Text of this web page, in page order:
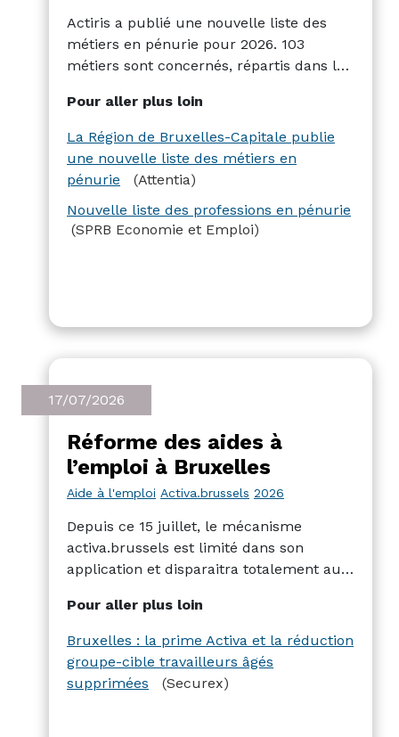
Actiris a publié une nouvelle liste des
métiers en pénurie pour 2026. 103
métiers sont concernés, répartis dans les
l’horeca, de la logistique, de
l’administration et de l’IT. C’est moins
qu’en Flandre (227 métiers) et en
Wallonie (144).
Pour aller plus loin
La Région de Bruxelles-Capitale publie
une nouvelle liste des métiers en
pénurie
(Attentia)
Nouvelle liste des professions en pénurie
(SPRB Economie et Emploi)
17/07/2026
Réforme des aides à
l’emploi à Bruxelles
Aide à l'emploi Activa.brussels 2026
Depuis ce 15 juillet, le mécanisme
activa.brussels est limité dans son
application et disparaitra totalement au
pour travailleurs âgés disparait
également. D’autres aides sont à l’étude,
mais rien n’est encore officiel.
Pour aller plus loin
Bruxelles : la prime Activa et la réduction
groupe-cible travailleurs âgés
supprimées
(Securex)